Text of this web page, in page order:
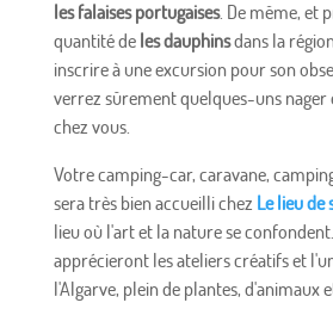
les falaises portugaises. De même, et
quantité de les dauphinsdans la
inscrire à une excursion pour son
verrez sûrement quelques-uns nager
chez vous.
Votre camping-car, caravane,
sera très bien accueilli chez Le lieu de
lieu où l'art et la nature se
apprécieront les ateliers créatifs et
l'Algarve, plein de plantes, d'animaux